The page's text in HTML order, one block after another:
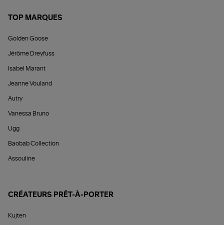
TOP MARQUES
Golden Goose
Jérôme Dreyfuss
Isabel Marant
Jeanne Vouland
Autry
Vanessa Bruno
Ugg
Baobab Collection
Assouline
CRÉATEURS PRÊT-À-PORTER
Kujten